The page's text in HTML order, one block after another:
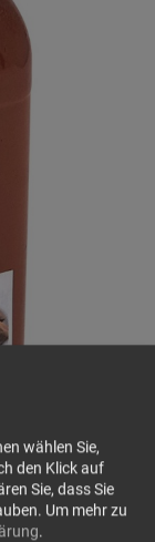
wählen Sie,
den Klick auf
Sie, dass Sie
Um mehr zu
.